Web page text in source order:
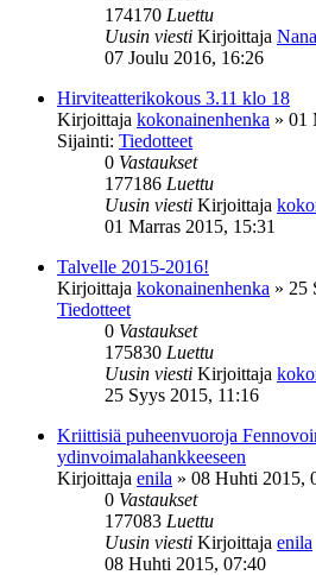
174170 Luettu
Uusin viesti Kirjoittaja
07 Joulu 2016, 16:26
Hirviteatterikokous 3.11 klo 18
Kirjoittaja kokonainenhenka » 01
Sijainti: Tiedotteet
0 Vastaukset
177186 Luettu
Uusin viesti Kirjoittaja
01 Marras 2015, 15:31
Talvelle 2015-2016!
Kirjoittaja kokonainenhenka » 25
Tiedotteet
0 Vastaukset
175830 Luettu
Uusin viesti Kirjoittaja
25 Syys 2015, 11:16
Kriittisiä puheenvuoroja
ydinvoimalahankkeeseen
Kirjoittaja enila » 08 Huhti 2015,
0 Vastaukset
177083 Luettu
Uusin viesti Kirjoittaja enila
08 Huhti 2015, 07:40